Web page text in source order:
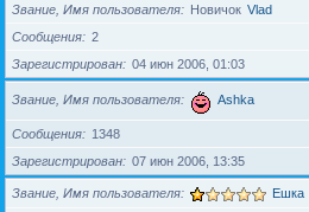
Звание, Имя пользователя Новичок Vlad
Сообщения
2
Зарегистрирован
04 июн 2006, 01:03
Звание, Имя пользователя Ashka
Сообщения
1348
Зарегистрирован
07 июн 2006, 13:35
Звание, Имя пользователя Ешка